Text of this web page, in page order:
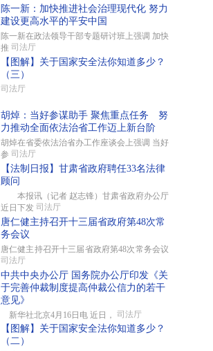
陈一新：加快推进社会治理现代化 努力
建设更高水平的平安中国
陈一新在政法领导干部专题研讨班上强调 加快
推 司法厅
【图解】关于国家安全法你知道多少？
（三）
司法厅
胡焯：当好参谋助手 聚焦重点任务 努
力推动全面依法治省工作迈上新台阶
胡焯在省委依法治省办工作座谈会上强调 当好
参 司法厅
【法制日报】甘肃省政府聘任33名法律
顾问
本报讯（记者 赵志锋）甘肃省政府办公厅
近日下发 司法厅
唐仁健主持召开十三届省政府第48次常
务会议
唐仁健主持召开十三届省政府第48次常务会议
司法厅
中共中央办公厅 国务院办公厅印发《关
于完善仲裁制度提高仲裁公信力的若干
意见》
新华社北京4月16日电 近日， 司法厅
【图解】关于国家安全法你知道多少？
（二）